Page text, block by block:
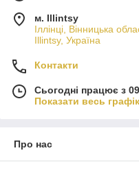
м. Illintsy
Іллінці, Вінницька
Illintsy, Україна
Контакти
Сьогодні працює з
Показати весь
Про нас